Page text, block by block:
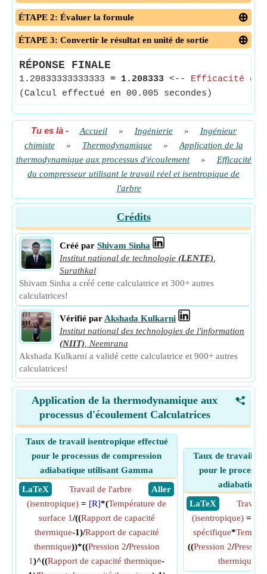
ÉTAPE 2: Évaluer la formule
ÉTAPE 3: Convertir le résultat en unité de sortie
RÉPONSE FINALE
1.20833333333333 ≈ 1.208333 <-- Efficacité du
(Calcul effectué en 00.005 secondes)
Tu es là- Accueil » Ingénierie »
Ingénieur
chimiste
» Thermodynamique »
Application de la
thermodynamique aux processus d'écoulement
»
Efficacité
du compresseur utilisant le travail réel et isentropique de
l'arbre
Crédits
Créé par Shivam Sinha
Institut national de technologie (LENTE)
Surathkal
Shivam Sinha a créé cette calculatrice et 300+ autres
calculatrices!
Vérifié par Akshada Kulkarni
Institut national des technologies de l'information
(NIIT)
Neemrana
Akshada Kulkarni a validé cette calculatrice et 900+ autres
calculatrices!
<
Application de la thermodynamique aux
processus d'écoulement Calculatrices
Taux de travail isentropique effectué
pour le processus de compression
adiabatique utilisant Gamma
​ LaTeX
​ Aller
Travail de l'arbre
(isentropique) = [R]*(Température de
surface 1/((Rapport de capacité
thermique-1)/Rapport de capacité
thermique))*((Pression 2/Pression
1)^((Rapport de capacité thermique-
Taux de travail
pour le
adiabatique
​ LaTeX
Travail
(isentropique) =
spécifique*
((Pression 2/
thermique